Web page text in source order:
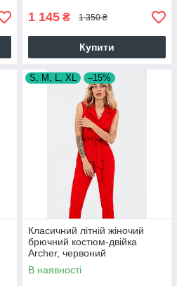
1 145 ₴ 1 350 ₴
Купити
S, M, L, XL –15%
Класичний літній жіночий
брючний костюм-двійка
Archer, червоний
В наявності